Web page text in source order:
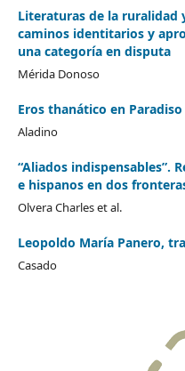
Literaturas de la ruralidad
caminos identitarios y
una categoría en disputa
Mérida Donoso
Eros thanático en
Aladino
“Aliados indispensables”.
e hispanos en dos
Olvera Charles et al.
Leopoldo María Panero,
Casado